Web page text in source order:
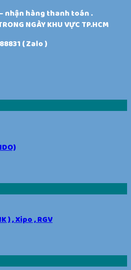
nhận hàng thanh toán .
NGÀY KHU VỰC TP.HCM
( Zalo )
) , Xipo , RGV